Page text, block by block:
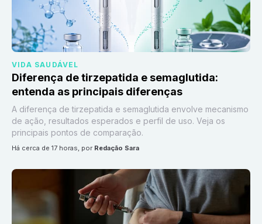
VIDA SAUDÁVEL
Diferença de tirzepatida e semaglutida:
entenda as principais diferenças
A diferença de tirzepatida e semaglutida envolve mecanismo
de ação, resultados esperados e perfil de uso. Veja os
principais pontos de comparação.
há cerca de 17 horas, por Redação Sara